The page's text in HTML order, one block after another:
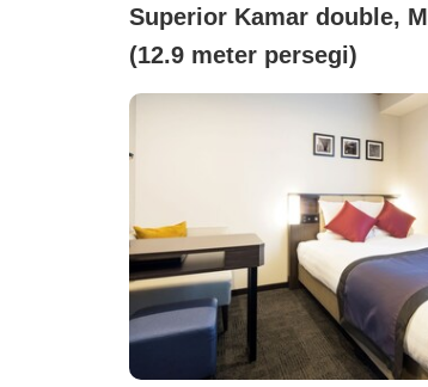
Superior Kamar double,
(12.9 meter persegi)